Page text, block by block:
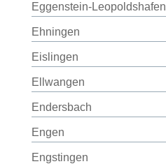
Eggenstein-Leopoldshafen
Ehningen
Eislingen
Ellwangen
Endersbach
Engen
Engstingen